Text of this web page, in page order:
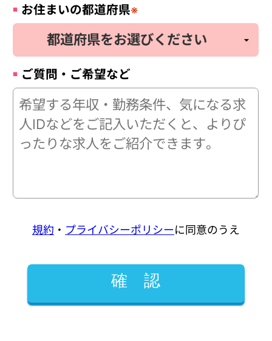
お住まいの都道府県※
ご質問・ご希望など
規約 ・ プライバシーポリシーに同意のうえ